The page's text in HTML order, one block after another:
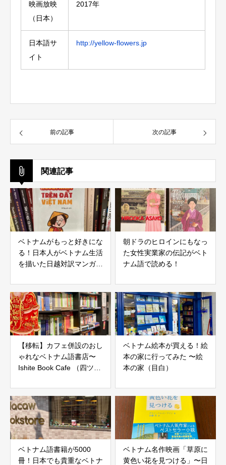
映画放映
（日本）
2017年
日本語サ
イト
http://yellow-flowers.jp
前の記事 次の記事
関連記事
ベトナムがもっと好きにな
る！日本人がベトナム生活
を描いた日越対訳マンガエ
朝ドラのヒロインにもなっ
た女性実業家の伝記がベト
ナム語で読める！
【移転】カフェ併設のおし
ゃれなベトナム語書店〜
Ishite Book Cafe （四ツ
ベトナム絵本が買える！絵
本の家に行ってみた 〜絵
本の家（目白）
ベトナム語書籍が5000
冊！日本でも貴重なベトナ
ベトナム名作映画「草原に
黄色い花を見つける」〜日